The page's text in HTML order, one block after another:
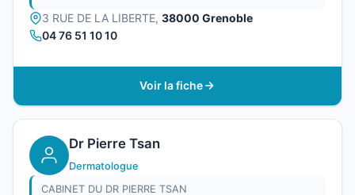
3 RUE DE LA LIBERTE, 38000 Grenoble
04 76 51 10 10
Voir la fiche
Dr Pierre Tsan
Dermatologue
CABINET DU DR PIERRE TSAN